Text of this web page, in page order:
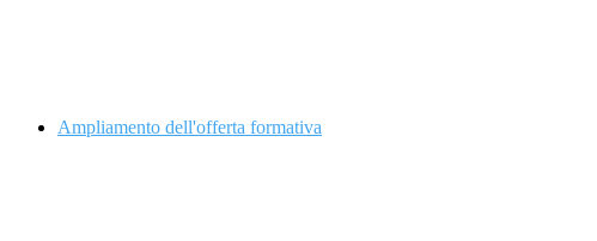
Ampliamento dell'offerta formativa